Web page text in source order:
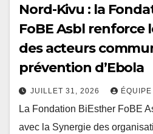
Nord-Kivu : la
FoBE Asbl renforce
des acteurs
prévention d’Ebola
JUILLET 31, 2026 ÉQUIPE
La Fondation BiEsther FoBE
avec la Synergie des